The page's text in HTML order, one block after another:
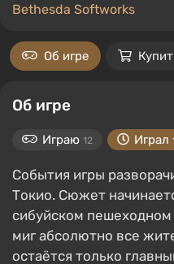
Bethesda Softworks
Об игре
Об игре
Играю 12 Играл
События игры
Токио. Сюжет
сибуйском пешеходном
миг абсолютно все
остаётся только